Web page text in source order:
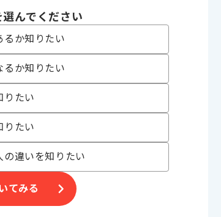
きます。
す。
んでください
るか知りたい
るか知りたい
りたい
りたい
の違いを知りたい
てみる